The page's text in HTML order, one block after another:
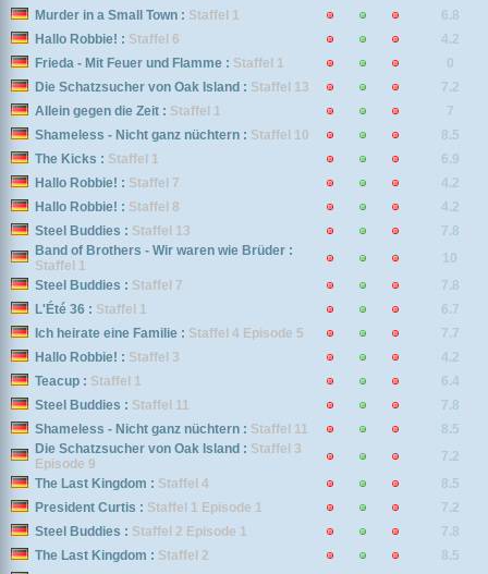
Murder in a Small Town : Staffel 1
6.8
Hallo Robbie! : Staffel 6
4.2
Frieda - Mit Feuer und Flamme : Staffel 1
0
Die Schatzsucher von Oak Island : Staffel 13
7.2
Allein gegen die Zeit : Staffel 1
7
Shameless - Nicht ganz nüchtern : Staffel 10
8.5
The Kicks : Staffel 1
6.9
Hallo Robbie! : Staffel 7
4.2
Hallo Robbie! : Staffel 8
4.2
Steel Buddies : Staffel 13
7.8
Band of Brothers - Wir waren wie Brüder :
Staffel 1
10
Steel Buddies : Staffel 7
7.8
L'Été 36 : Staffel 1
6.7
Ich heirate eine Familie : Staffel 4 Episode 5
7.7
Hallo Robbie! : Staffel 3
4.2
Teacup : Staffel 1
6.4
Steel Buddies : Staffel 11
7.8
Shameless - Nicht ganz nüchtern : Staffel 11
8.5
Die Schatzsucher von Oak Island : Staffel 3
Episode 9
7.2
The Last Kingdom : Staffel 4
8.5
President Curtis : Staffel 1 Episode 1
7.2
Steel Buddies : Staffel 2 Episode 1
7.8
The Last Kingdom : Staffel 2
8.5